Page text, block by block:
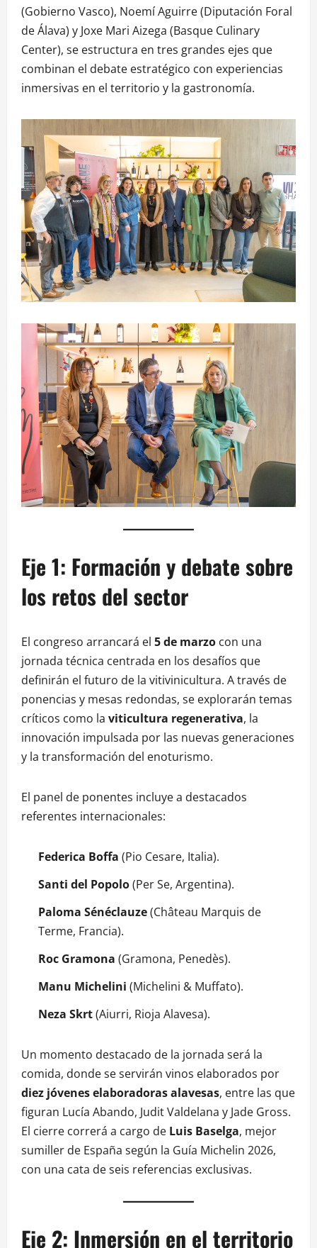
(Gobierno Vasco), Noemí Aguirre (Diputación Foral
de Álava) y Joxe Mari Aizega (Basque Culinary
Center), se estructura en tres grandes ejes que
combinan el debate estratégico con experiencias
inmersivas en el territorio y la gastronomía.
Eje 1: Formación y debate sobre
los retos del sector
El congreso arrancará el 5 de marzo con una
jornada técnica centrada en los desafíos que
definirán el futuro de la vitivinicultura. A través de
ponencias y mesas redondas, se explorarán temas
críticos como la viticultura regenerativa, la
innovación impulsada por las nuevas generaciones
y la transformación del enoturismo.
El panel de ponentes incluye a destacados
referentes internacionales:
Federica Boffa (Pio Cesare, Italia).
Santi del Popolo(Per Se, Argentina).
Paloma Sénéclauze(Château Marquis de
Terme, Francia).
Roc Gramona (Gramona, Penedès).
Manu Michelini (Michelini & Muffato).
Neza Skrt(Aiurri, Rioja Alavesa).
Un momento destacado de la jornada será la
comida, donde se servirán vinos elaborados por
diez jóvenes elaboradoras alavesas, entre las que
figuran Lucía Abando, Judit Valdelana y Jade Gross.
El cierre correrá a cargo de Luis Baselga, mejor
sumiller de España según la Guía Michelin 2026,
con una cata de seis referencias exclusivas.
Eje 2: Inmersión en el territorio